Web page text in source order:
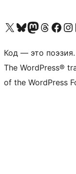
Посетите нас в X (ранее Twitter)
Посетите нашу учётную запись в Bluesky
Посетите нашу ленту в
Посетите нашу учётную запись
Посетите нашу
Код — это поэзия.
The WordPress®
of the WordPress